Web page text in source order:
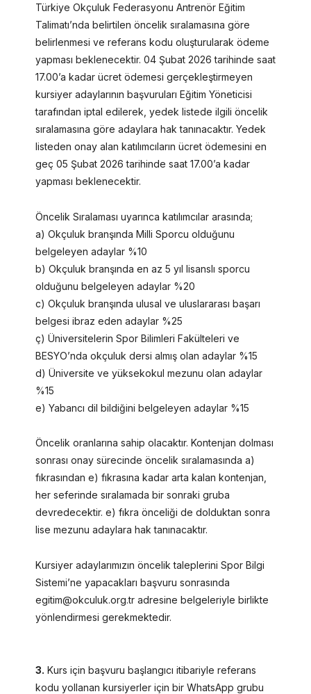
Türkiye Okçuluk Federasyonu Antrenör Eğitim
Talimatı’nda belirtilen öncelik sıralamasına göre
belirlenmesi ve referans kodu oluşturularak ödeme
yapması beklenecektir. 04 Şubat 2026 tarihinde saat
17.00’a kadar ücret ödemesi gerçekleştirmeyen
kursiyer adaylarının başvuruları Eğitim Yöneticisi
tarafından iptal edilerek, yedek listede ilgili öncelik
sıralamasına göre adaylara hak tanınacaktır. Yedek
listeden onay alan katılımcıların ücret ödemesini en
geç 05 Şubat 2026 tarihinde saat 17.00’a kadar
yapması beklenecektir.
Öncelik Sıralaması uyarınca katılımcılar arasında;
a) Okçuluk branşında Milli Sporcu olduğunu
belgeleyen adaylar %10
b) Okçuluk branşında en az 5 yıl lisanslı sporcu
olduğunu belgeleyen adaylar %20
c) Okçuluk branşında ulusal ve uluslararası başarı
belgesi ibraz eden adaylar %25
ç) Üniversitelerin Spor Bilimleri Fakülteleri ve
BESYO’nda okçuluk dersi almış olan adaylar %15
d) Üniversite ve yüksekokul mezunu olan adaylar
%15
e) Yabancı dil bildiğini belgeleyen adaylar %15
Öncelik oranlarına sahip olacaktır. Kontenjan dolması
sonrası onay sürecinde öncelik sıralamasında a)
fıkrasından e) fıkrasına kadar arta kalan kontenjan,
her seferinde sıralamada bir sonraki gruba
devredecektir. e) fıkra önceliği de dolduktan sonra
lise mezunu adaylara hak tanınacaktır.
Kursiyer adaylarımızın öncelik taleplerini Spor Bilgi
Sistemi’ne yapacakları başvuru sonrasında
egitim@okculuk.org.tr adresine belgeleriyle birlikte
yönlendirmesi gerekmektedir.
3. Kurs için başvuru başlangıcı itibariyle referans
kodu yollanan kursiyerler için bir WhatsApp grubu